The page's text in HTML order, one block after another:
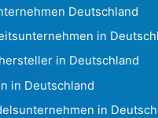
1.869.111
506.770
236.753
Deutschland
in
in Deutschland
in Deutschland
in